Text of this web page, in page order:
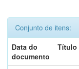
Conjunto de itens:
Data do
documento
Título